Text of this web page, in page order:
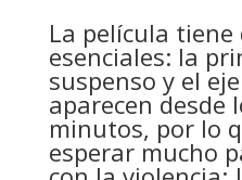
La película
esenciales: la
suspenso y el
aparecen desde
minutos, por lo
esperar mucho